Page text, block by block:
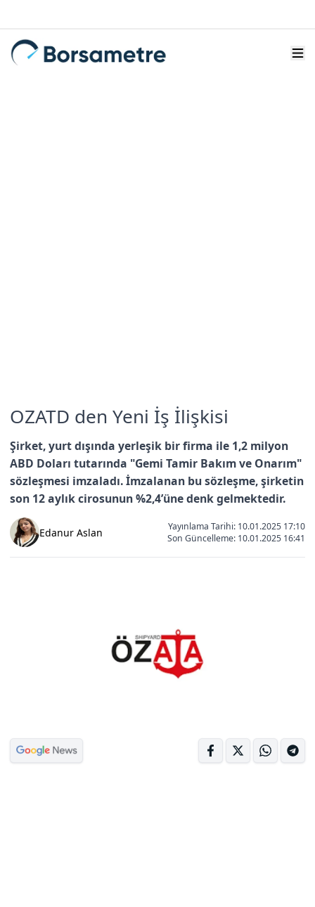
OZATD den Yeni İş İlişkisi
Şirket, yurt dışında yerleşik bir firma ile 1,2 milyon
ABD Doları tutarında "Gemi Tamir Bakım ve Onarım"
sözleşmesi imzaladı. İmzalanan bu sözleşme, şirketin
son 12 aylık cirosunun %2,4’üne denk gelmektedir.
Edanur Aslan
Yayınlama Tarihi: 10.01.2025 17:10
Son Güncelleme: 10.01.2025 16:41